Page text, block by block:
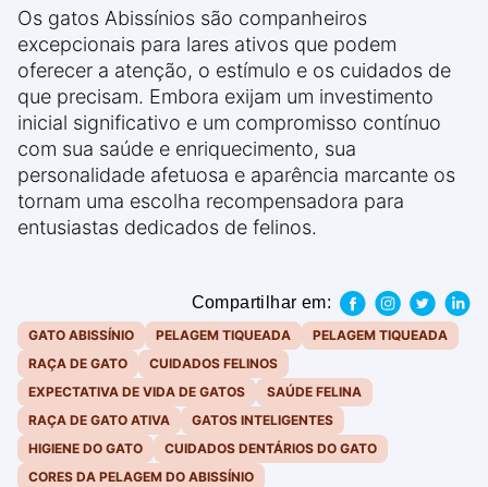
Os gatos Abissínios são companheiros
excepcionais para lares ativos que podem
oferecer a atenção, o estímulo e os cuidados de
que precisam. Embora exijam um investimento
inicial significativo e um compromisso contínuo
com sua saúde e enriquecimento, sua
personalidade afetuosa e aparência marcante os
tornam uma escolha recompensadora para
entusiastas dedicados de felinos.
Compartilhar em:
GATO ABISSÍNIO PELAGEM TIQUEADA
PELAGEM TIQUEADA
RAÇA DE GATO
CUIDADOS FELINOS
EXPECTATIVA DE VIDA DE GATOS
SAÚDE FELINA
RAÇA DE GATO ATIVA
GATOS INTELIGENTES
HIGIENE DO GATO
CUIDADOS DENTÁRIOS DO GATO
CORES DA PELAGEM DO ABISSÍNIO